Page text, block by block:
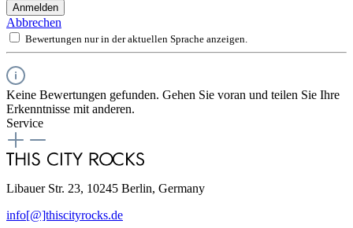
Anmelden
Abbrechen
Bewertungen nur in der aktuellen Sprache anzeigen.
Keine Bewertungen gefunden. Gehen Sie voran und teilen Sie Ihre
Erkenntnisse mit anderen.
Service
Libauer Str. 23, 10245 Berlin, Germany
info[@]thiscityrocks.de